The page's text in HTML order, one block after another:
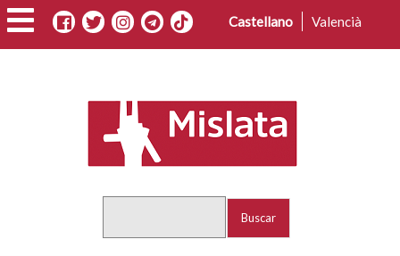
Pasar
al
contenido
Castellano Valencià